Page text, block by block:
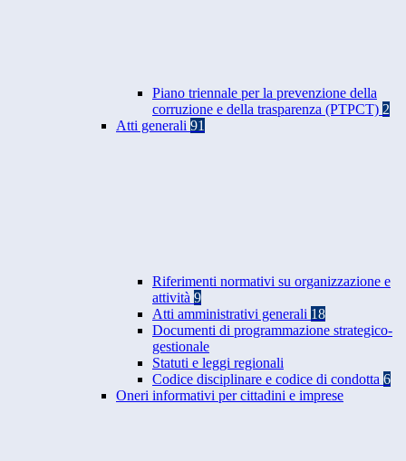
Piano triennale per la prevenzione della
corruzione e della trasparenza (PTPCT) 2
Atti generali 91
Riferimenti normativi su organizzazione e
attività 9
Atti amministrativi generali 18
Documenti di programmazione strategico-
gestionale
Statuti e leggi regionali
Codice disciplinare e codice di condotta 6
Oneri informativi per cittadini e imprese